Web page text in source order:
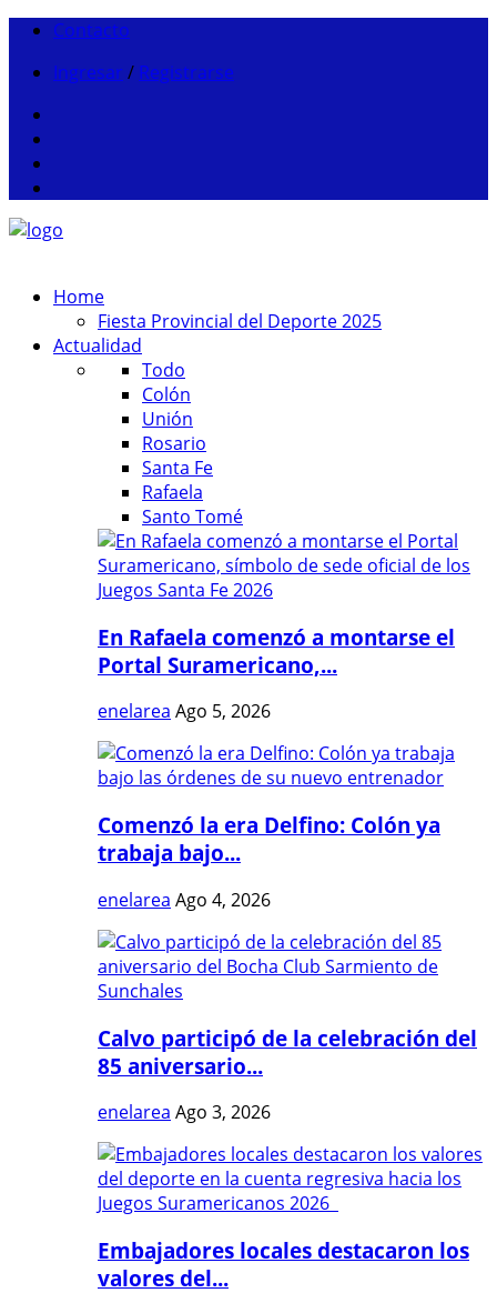
Contacto
Ingresar / Registrarse
Home
Fiesta Provincial del Deporte 2025
Actualidad
Todo
Colón
Unión
Rosario
Santa Fe
Rafaela
Santo Tomé
En Rafaela comenzó a montarse el
Portal Suramericano,...
enelarea Ago 5, 2026
Comenzó la era Delfino: Colón ya
trabaja bajo...
enelarea Ago 4, 2026
Calvo participó de la celebración del
85 aniversario...
enelarea Ago 3, 2026
Embajadores locales destacaron los
valores del...